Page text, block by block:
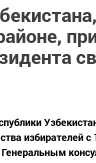
избирателей с